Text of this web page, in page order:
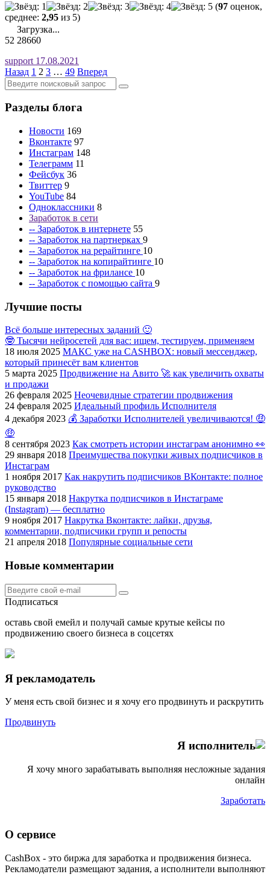
(97 оценок,
среднее: 2,95 из 5)
Загрузка...
52 28660
support 17.08.2021
Назад 1 2 3 … 49 Вперед
Разделы блога
Новости 169
Вконтакте 97
Инстаграм 148
Телеграмм 11
Фейсбук 36
Твиттер 9
YouTube 84
Одноклассники 8
Заработок в сети
-- Заработок в интернете 55
-- Заработок на партнерках 9
-- Заработок на рерайтинге 10
-- Заработок на копирайтинге 10
-- Заработок на фрилансе 10
-- Заработок с помощью сайта 9
Лучшие посты
Всё больше интересных заданий 🙂
🤓 Тысячи нейросетей для вас: ищем, тестируем, применяем
18 июля 2025 МАКС уже на CASHBOX: новый мессенджер,
который принесёт вам клиентов
5 марта 2025 Продвижение на Авито 🚀 как увеличить охваты
и продажи
26 февраля 2025 Неочевидные стратегии продвижения
24 февраля 2025 Идеальный профиль Исполнителя
4 декабря 2023 💰 Заработки Исполнителей увеличиваются! 🤑
🤑
8 сентября 2023 Как смотреть истории инстаграм анонимно 👀
29 января 2018 Преимущества покупки живых подписчиков в
Инстаграм
1 ноября 2017 Как накрутить подписчиков ВКонтакте: полное
руководство
15 января 2018 Накрутка подписчиков в Инстаграме
(Instagram) — бесплатно
9 ноября 2017 Накрутка Вконтакте: лайки, друзья,
комментарии, подписчики групп и репосты
21 апреля 2018 Популярные социальные сети
Новые комментарии
Подписаться
оставь свой емейл и получай самые крутые кейсы по
продвижению своего бизнеса в соцсетях
Я рекламодатель
У меня есть свой бизнес и я хочу его продвинуть и раскрутить
Продвинуть
Я исполнитель
Я хочу много зарабатывать выполняя несложные задания
онлайн
Заработать
О сервисе
CashBox - это биржа для заработка и продвижения бизнеса.
Рекламодатели размещают задания, а исполнители выполняют